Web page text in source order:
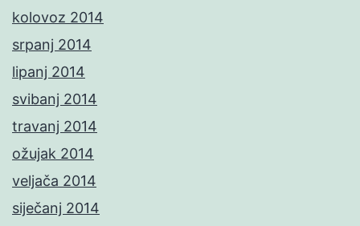
kolovoz 2014
srpanj 2014
lipanj 2014
svibanj 2014
travanj 2014
ožujak 2014
veljača 2014
siječanj 2014